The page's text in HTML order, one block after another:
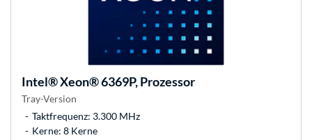
Intel®Xeon® 6369P, Prozessor
Tray-Version
Taktfrequenz: 3.300 MHz
Kerne: 8 Kerne